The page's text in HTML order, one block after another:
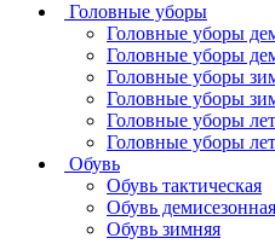
Головные уборы
Головные уборы
Головные уборы
Головные уборы
Головные уборы
Головные уборы
Головные уборы
Обувь
Обувь тактическая
Обувь демисезонная
Обувь зимняя